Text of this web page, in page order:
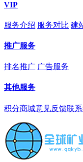
VIP
服务介绍 服务对比 建
推广服务
排名推广 广告服务
其他服务
积分商城意见反馈联